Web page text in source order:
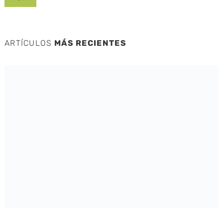
ARTÍCULOS MÁS RECIENTES